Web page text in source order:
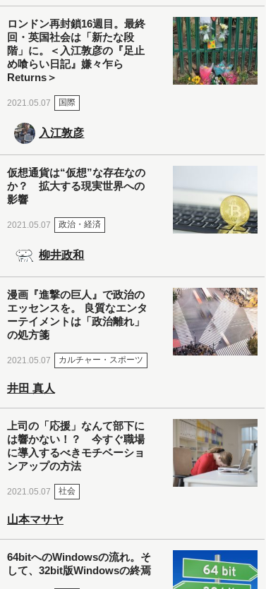
ロンドン再封鎖16週目。最終
回・英国社会は「新たな段
階」に。＜入江敦彦の『足止
め喰らい日記』嫌々乍ら
Returns＞
2021.05.07 国際
入江敦彦
仮想通貨は“仮想”な存在なの
か？ 拡大する現実世界への
影響
2021.05.07 政治・経済
柳井政和
漫画『進撃の巨人』で政治の
エッセンスを。 良質なエンタ
ーテイメントは「政治離れ」
の処方箋
2021.05.07 カルチャー・スポーツ
井田 真人
上司の「応援」なんて部下に
は響かない！？ 今すぐ職場
に導入するべきモチベーショ
ンアップの方法
2021.05.07 社会
山本マサヤ
64bitへのWindowsの流れ。そ
して、32bit版Windowsの終焉